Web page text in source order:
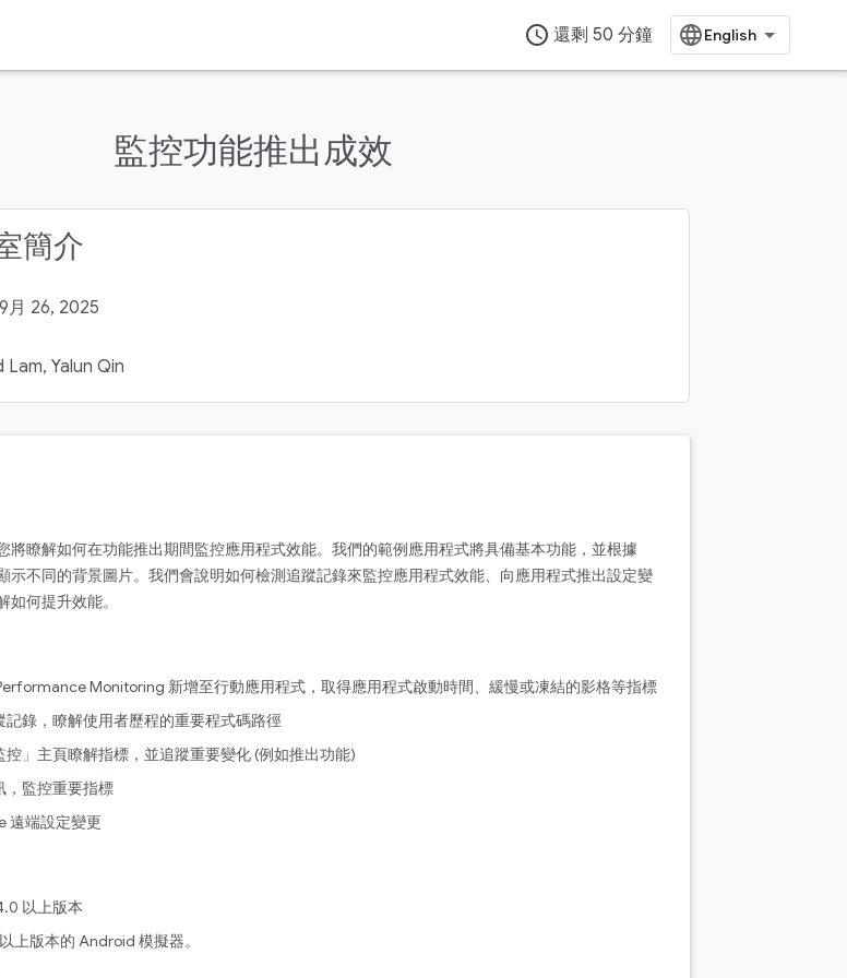
access_time 還剩 50 分鐘
監控功能推出成效
簡介
月 26, 2025
Yalun Qin
將瞭解如何在功能推出期間監控應用程式效能。我們的範例應用程式將具備基本功能，並根據
示不同的背景圖片。我們會說明如何檢測追蹤記錄來監控應用程式效能、向應用程式推出設定變
何提升效能。
Monitoring 新增至行動應用程式，取得應用程式啟動時間、緩慢或凍結的影格等指標
記錄，瞭解使用者歷程的重要程式碼路徑
控」主頁瞭解指標，並追蹤重要變化 (例如推出功能)
，監控重要指標
遠端設定變更
以上版本
上版本的 Android 模擬器。